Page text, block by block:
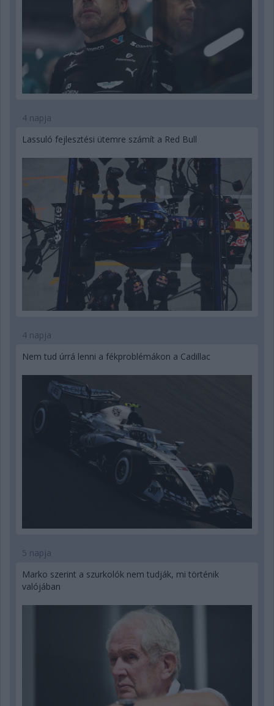
4 napja
Lassuló fejlesztési ütemre számít a Red Bull
4 napja
Nem tud úrrá lenni a fékproblémákon a Cadillac
5 napja
Marko szerint a szurkolók nem tudják, mi történik
valójában